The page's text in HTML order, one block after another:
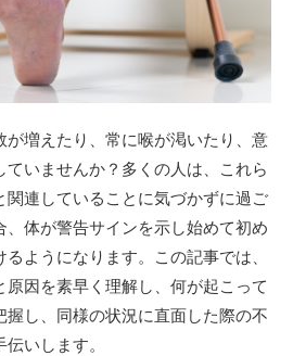
増えたり、常に喉が渇いたり、意
いませんか？多くの人は、これら
連していることに気づかずに過ご
、体が警告サインを示し始めて初め
ようになります。この記事では、
因を素早く理解し、何が起こって
握し、同様の状況に直面した際の不
いします。